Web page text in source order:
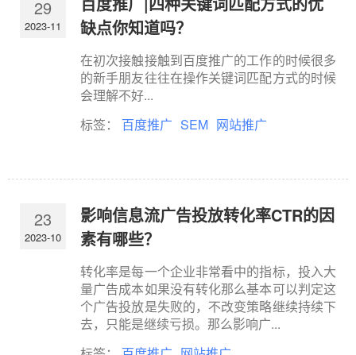
29
2023-11
缺点你知道吗？
在初次接触接触到百度推广的工作的时候很多
的新手朋友往往在操作关键词匹配方式的时候
会理解不好...
标签： 百度推广 SEM 网站推广
23
2023-10
影响信息流广告投放转化率CTR的因
素有哪些？
转化率是每一个企业非常看中的指标，投入大
量广告成本如果没有转化那么基本可以判定这
个广告投放是失败的，不改变策略继续持续下
去，只能是继续亏损。那么影响广...